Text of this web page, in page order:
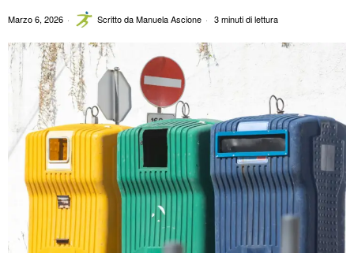
Marzo 6, 2026 Scritto daManuela Ascione 3 minuti di lettura